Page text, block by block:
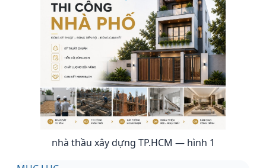
nhà thầu xây dựng TP.HCM — hình 1